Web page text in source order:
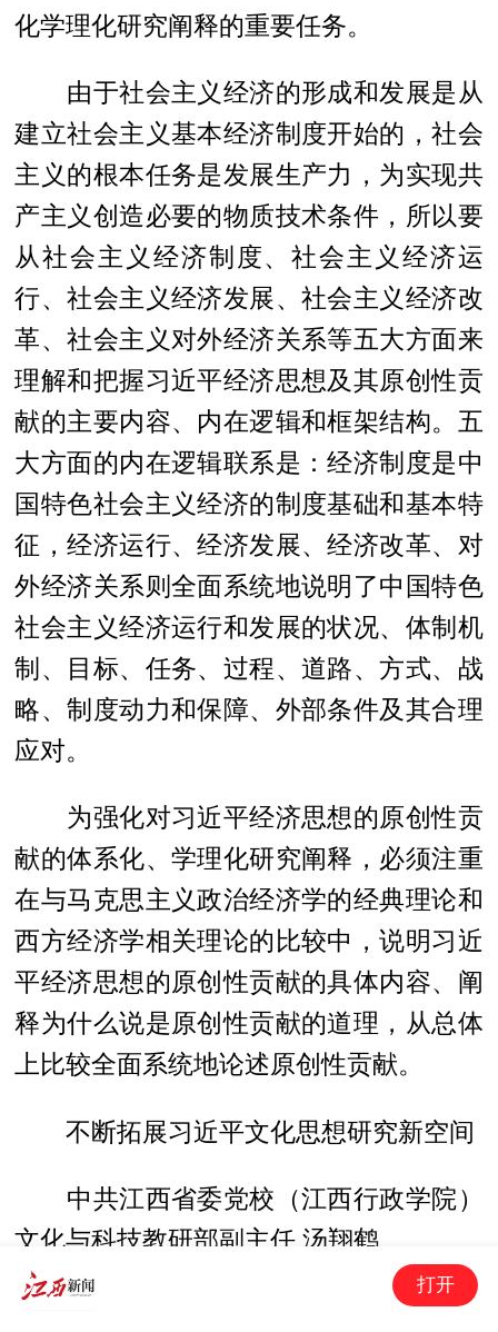
化学理化研究阐释的重要任务。
由于社会主义经济的形成和发展是从
建立社会主义基本经济制度开始的，社会
主义的根本任务是发展生产力，为实现共
产主义创造必要的物质技术条件，所以要
从社会主义经济制度、社会主义经济运
行、社会主义经济发展、社会主义经济改
革、社会主义对外经济关系等五大方面来
理解和把握习近平经济思想及其原创性贡
献的主要内容、内在逻辑和框架结构。五
大方面的内在逻辑联系是：经济制度是中
国特色社会主义经济的制度基础和基本特
征，经济运行、经济发展、经济改革、对
外经济关系则全面系统地说明了中国特色
社会主义经济运行和发展的状况、体制机
制、目标、任务、过程、道路、方式、战
略、制度动力和保障、外部条件及其合理
应对。
为强化对习近平经济思想的原创性贡
献的体系化、学理化研究阐释，必须注重
在与马克思主义政治经济学的经典理论和
西方经济学相关理论的比较中，说明习近
平经济思想的原创性贡献的具体内容、阐
释为什么说是原创性贡献的道理，从总体
上比较全面系统地论述原创性贡献。
不断拓展习近平文化思想研究新空间
中共江西省委党校（江西行政学院）
文化与科技教研部副主任 汤翔鹤
2016年5月17日，习近平总书记在哲
打开